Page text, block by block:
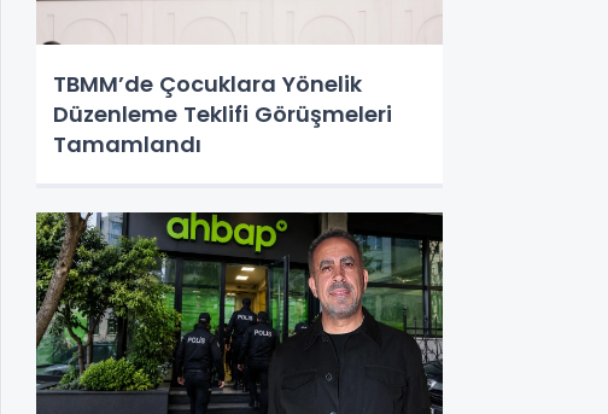
TBMM’de Çocuklara Yönelik
Düzenleme Teklifi Görüşmeleri
Tamamlandı